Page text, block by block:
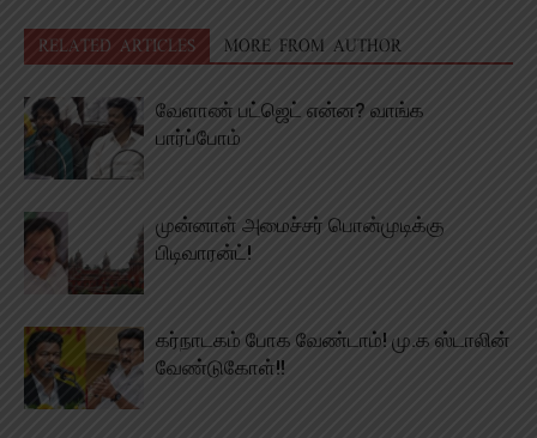
RELATED ARTICLES MORE FROM AUTHOR
வேளாண் பட்ஜெட் என்ன? வாங்க
பார்ப்போம்
முன்னாள் அமைச்சர் பொன்முடிக்கு
பிடிவாரன்ட்!
கர்நாடகம் போக வேண்டாம்! மு.க ஸ்டாலின்
வேண்டுகோள்!!